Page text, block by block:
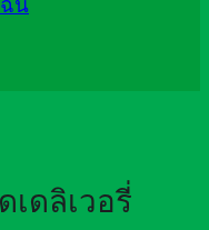
น
ดลิเวอรี่